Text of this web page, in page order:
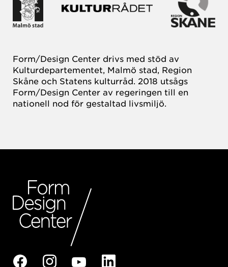
Form/Design Center drivs med stöd av
Kulturdepartementet, Malmö stad, Region
Skåne och Statens kulturråd. 2018 utsågs
Form/Design Center av regeringen till en
nationell nod för gestaltad livsmiljö.